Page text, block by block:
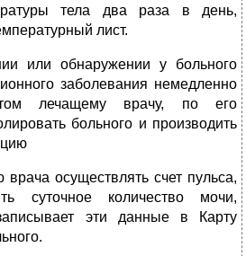
тела два раза в день,
лист.
или обнаружении у больного
заболевания немедленно
лечащему врачу, по его
больного и производить
осуществлять счет пульса,
суточное количество мочи,
эти данные в Карту